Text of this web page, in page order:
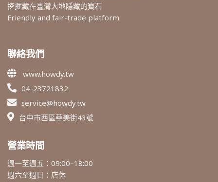
挖掘藏在臺灣大地隱藏的寶石
Friendly and fair-trade platform
聯絡我們
www.howdy.tw
04-23721832
service@howdy.tw
台中市西區華美街43號
營業時間
週一至週五：09:00–18:00
週六至週日：店休